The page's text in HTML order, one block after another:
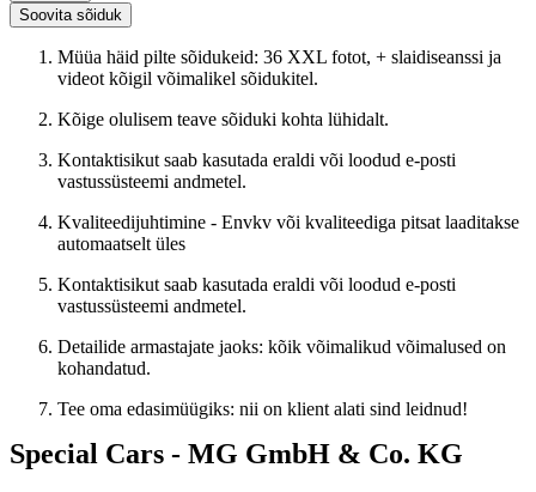
Soovita sõiduk
Müüa häid pilte sõidukeid: 36 XXL fotot, + slaidiseanssi ja
videot kõigil võimalikel sõidukitel.
Kõige olulisem teave sõiduki kohta lühidalt.
Kontaktisikut saab kasutada eraldi või loodud e-posti
vastussüsteemi andmetel.
Kvaliteedijuhtimine - Envkv või kvaliteediga pitsat laaditakse
automaatselt üles
Kontaktisikut saab kasutada eraldi või loodud e-posti
vastussüsteemi andmetel.
Detailide armastajate jaoks: kõik võimalikud võimalused on
kohandatud.
Tee oma edasimüügiks: nii on klient alati sind leidnud!
Special Cars - MG GmbH & Co. KG